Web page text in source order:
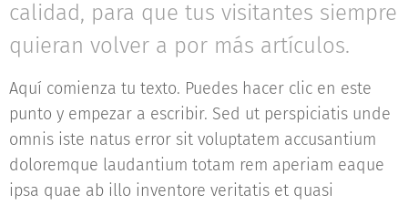
calidad, para que tus visitantes siempre
quieran volver a por más artículos.
Aquí comienza tu texto. Puedes hacer clic en este
punto y empezar a escribir. Sed ut perspiciatis unde
omnis iste natus error sit voluptatem accusantium
doloremque laudantium totam rem aperiam eaque
ipsa quae ab illo inventore veritatis et quasi